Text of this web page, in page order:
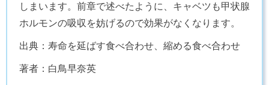
しまいます。前章で述べたように、キャベツも甲状腺
ホルモンの吸収を妨げるので効果がなくなります。
出典：寿命を延ばす食べ合わせ、縮める食べ合わせ
著者：白鳥早奈英